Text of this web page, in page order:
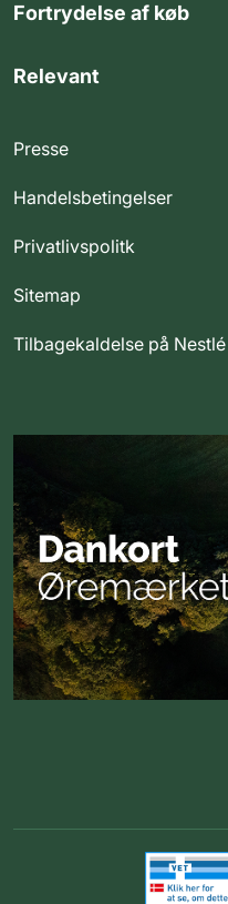
Fortrydelse af køb
Relevant
Presse
Handelsbetingelser
Privatlivspolitk
Sitemap
Tilbagekaldelse på